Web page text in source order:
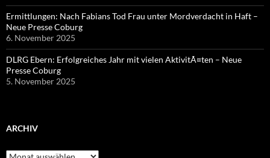
Ermittlungen: Nach Fabians Tod Frau unter Mordverdacht in Haft –
Neue Presse Coburg
6. November 2025
DLRG Ebern: Erfolgreiches Jahr mit vielen AktivitÃ¤ten – Neue
Presse Coburg
5. November 2025
ARCHIV
Archiv